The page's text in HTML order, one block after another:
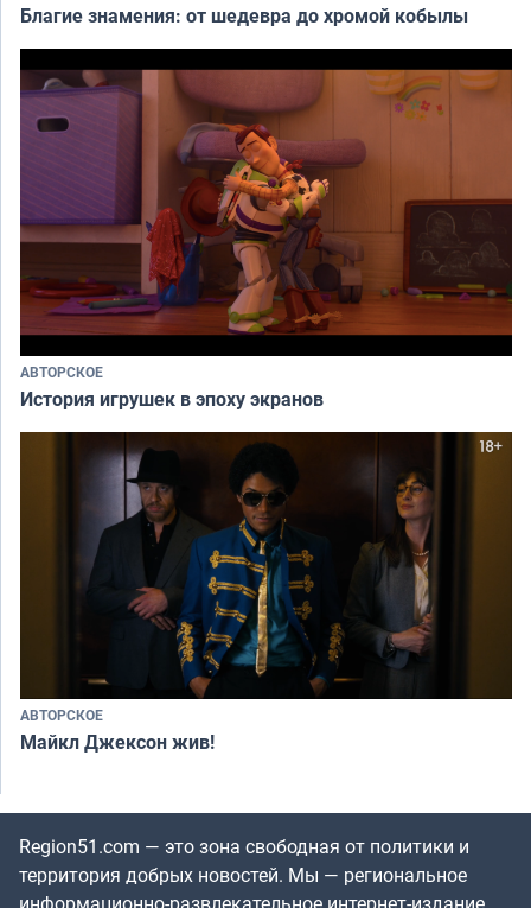
Благие знамения: от шедевра до хромой кобылы
АВТОРСКОЕ
История игрушек в эпоху экранов
АВТОРСКОЕ
Майкл Джексон жив!
Region51.com — это зона свободная от политики и
территория добрых новостей. Мы — региональное